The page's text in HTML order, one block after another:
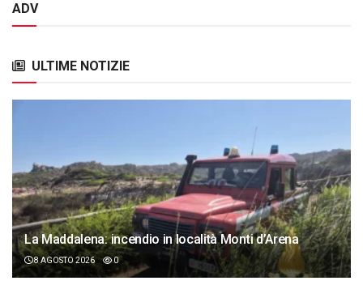
ADV
ULTIME NOTIZIE
La Maddalena: incendio in località Monti d’Arena
8 AGOSTO 2026 0